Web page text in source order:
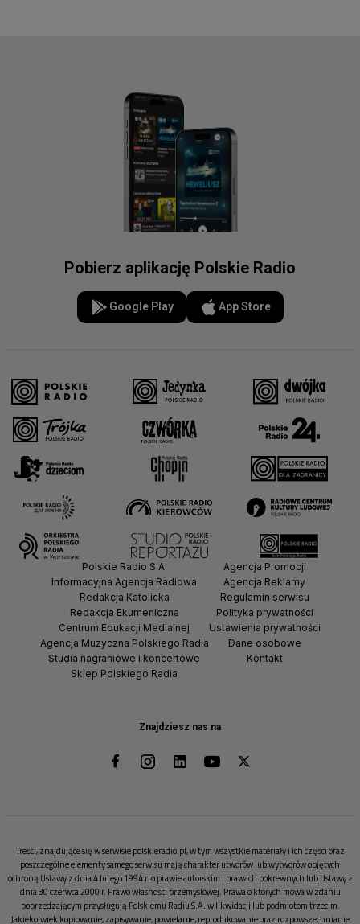
Pobierz aplikację Polskie Radio
Google Play App Store
Znajdziesz nas na
Polskie Radio S.A.
Informacyjna Agencja Radiowa
Redakcja Katolicka
Redakcja Ekumeniczna
Centrum Edukacji Medialnej
Agencja Muzyczna Polskiego Radia
Studia nagraniowe i koncertowe
Sklep Polskiego Radia
Agencja Promocji
Agencja Reklamy
Regulamin serwisu
Polityka prywatności
Ustawienia prywatności
Dane osobowe
Kontakt
Treści, znajdujące się w serwisie polskieradio.pl, w tym wszystkie materiały i ich części oraz
poszczególne elementy samego serwisu mają charakter utworów lub wytworów objętych
ochroną Ustawy z dnia 4 lutego 1994 r. o prawie autorskim i prawach pokrewnych lub Ustawy z
dnia 30 czerwca 2000 r. Prawo własności przemysłowej. Prawa o których mowa w zdaniu
poprzedzającym przysługują Polskiemu Radiu S.A. w likwidacji lub podmiotom trzecim.
Jakiekolwiek kopiowanie, zapisywanie, powielanie, reprodukowanie oraz rozpowszechnianie